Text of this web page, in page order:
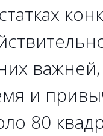
важней,
и
80